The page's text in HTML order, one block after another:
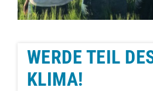
WERDE TEIL
KLIMA!